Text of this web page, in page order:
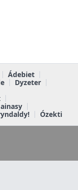
Ádebiet
Dyzeter
Ózekti